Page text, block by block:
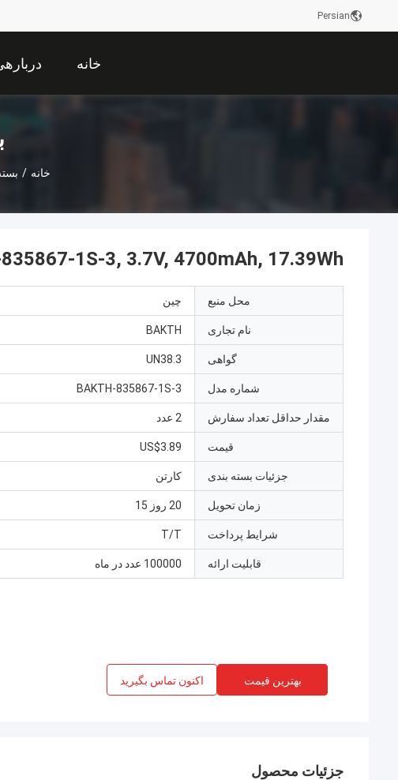
Persian
خانه
خانه /
1S-3, 3.7V, 4700mAh, 17.39Wh
محل منبع چین
نام تجاری BAKTH
گواهی UN38.3
شماره مدل BAKTH-835867-1S-3
مقدار حداقل تعداد سفارش 2 عدد
قیمت US$3.89
جزئیات بسته بندی کارتن
زمان تحویل 20 روز 15
شرایط پرداخت T/T
قابلیت ارائه 100000 عدد در ماه
بهترین قیمت اکنون تماس بگیرید
جزئیات محصول